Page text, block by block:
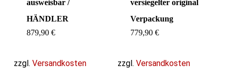
ausweisbar /
HÄNDLER
879,90€
zzgl.Versandkosten
versiegelter original
Verpackung
779,90€
zzgl.Versandkosten